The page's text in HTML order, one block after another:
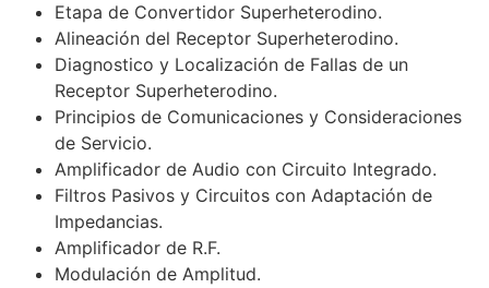
Etapa de Convertidor Superheterodino.
Alineación del Receptor Superheterodino.
Diagnostico y Localización de Fallas de un
Receptor Superheterodino.
Principios de Comunicaciones y Consideraciones
de Servicio.
Amplificador de Audio con Circuito Integrado.
Filtros Pasivos y Circuitos con Adaptación de
Impedancias.
Amplificador de R.F.
Modulación de Amplitud.